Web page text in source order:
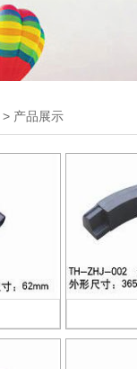
> 产品展示